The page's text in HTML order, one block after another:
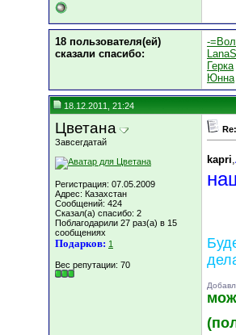
18 пользователя(ей)
сказали cпасибо:
-
LanaS
Герка
Юнна
18.12.2011, 21:24
Цветана
Завсегдатай
Регистрация: 07.05.2009
Адрес: Казахстан
Сообщений: 424
Сказал(а) спасибо: 2
Поблагодарили 27 раз(а) в 15
сообщениях
Подарков: 1
Вес репутации: 70
kapri,